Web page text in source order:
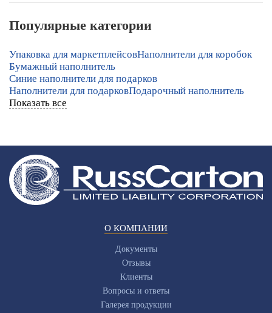
Популярные категории
Упаковка для маркетплейсовНаполнители для коробок
Бумажный наполнитель
Синие наполнители для подарков
Наполнители для подарковПодарочный наполнитель
Показать все
О КОМПАНИИ
Документы
Отзывы
Клиенты
Вопросы и ответы
Галерея продукции